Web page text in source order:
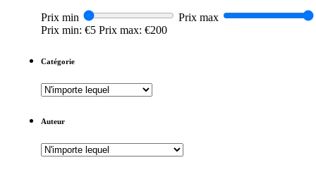
Prix min
Prix max
Prix min: €5 Prix max: €200
Catégorie
Auteur